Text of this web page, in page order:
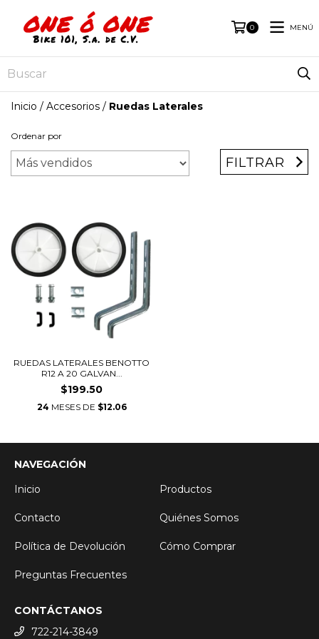
0 MENÚ
Inicio / Accesorios / Ruedas Laterales
Ordenar por
FILTRAR
RUEDAS LATERALES BENOTTO
R12 A 20 GALVAN...
$199.50
24 MESES DE $12.06
NAVEGACIÓN
Inicio
Productos
Contacto Quiénes Somos
Política de Devolución Cómo Comprar
Preguntas Frecuentes
CONTÁCTANOS
722-214-3849